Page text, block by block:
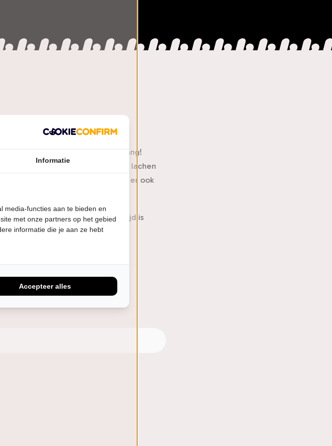
alles, dit jaar kom ik terug, no spang!
mijn comedy matties mee. Wil je lachen
alleen lachen, deze avond zijn er ook
je kaarten te kopen a mattie. Tijd is
daar!
Informatie
media-functies aan te bieden en
met onze partners op het gebied
informatie die je aan ze hebt
Accepteer alles